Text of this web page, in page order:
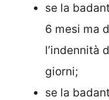
se la
6 mesi ma
l’indennità
giorni;
se la